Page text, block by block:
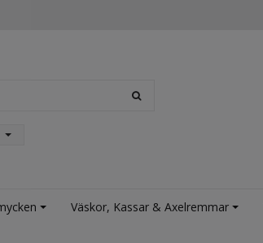
Väskor, Kassar & Axelremmar